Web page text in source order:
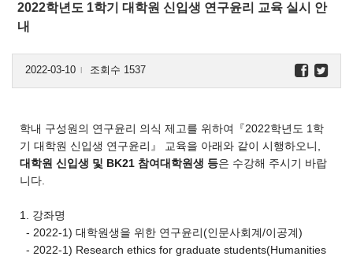
2022학년도 1학기 대학원 신입생 연구윤리 교육 실시 안
내
2022-03-10 l 조회수 1537
학내 구성원의 연구윤리 의식 제고를 위하여『2022학년도 1학
기 대학원 신입생 연구윤리』 교육을 아래와 같이 시행하오니,
대학원 신입생 및 BK21 참여대학원생 등은 수강해 주시기 바랍
니다.
1. 강좌명
- 2022-1) 대학원생을 위한 연구윤리(인문사회계/이공계)
- 2022-1) Research ethics for graduate students(Humanities